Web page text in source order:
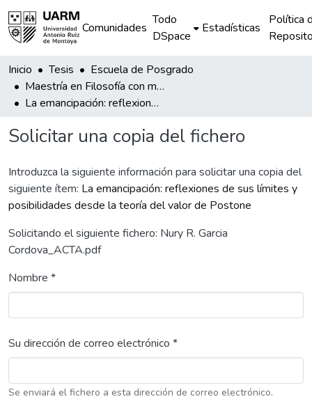
Comunidades
Todo
DSpace
Estadísticas
Política
Inicio Tesis
Escuela de Posgrado
Maestría en Filosofía con mención en Ética y Política
La emancipación: reflexiones de sus límites y posibilidades desde la teoría del valor de Postone
Solicitar una copia del fichero
Introduzca la siguiente información para solicitar una copia del
siguiente ítem: La emancipación: reflexiones de sus límites y
posibilidades desde la teoría del valor de Postone
Solicitando el siguiente fichero: Nury R. Garcia
Cordova_ACTA.pdf
Nombre *
Su dirección de correo electrónico *
Se enviará el fichero a esta dirección de correo electrónico.